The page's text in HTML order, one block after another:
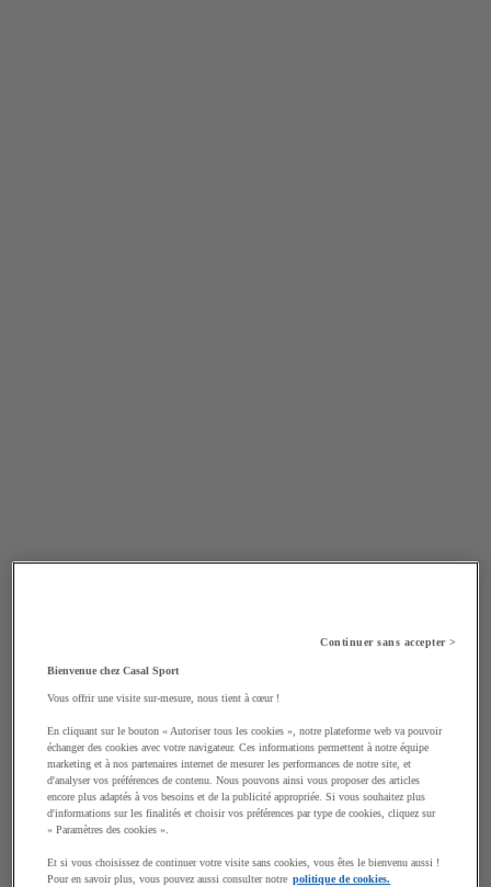
Continuer sans accepter >
Bienvenue chez Casal Sport
Vous offrir une visite sur-mesure, nous tient à cœur !
En cliquant sur le bouton « Autoriser tous les cookies », notre plateforme web va pouvoir
échanger des cookies avec votre navigateur. Ces informations permettent à notre équipe
marketing et à nos partenaires internet de mesurer les performances de notre site, et
d'analyser vos préférences de contenu. Nous pouvons ainsi vous proposer des articles
encore plus adaptés à vos besoins et de la publicité appropriée. Si vous souhaitez plus
d'informations sur les finalités et choisir vos préférences par type de cookies, cliquez sur
« Paramètres des cookies ».
Et si vous choisissez de continuer votre visite sans cookies, vous êtes le bienvenu aussi !
Pour en savoir plus, vous pouvez aussi consulter notre politique de cookies.